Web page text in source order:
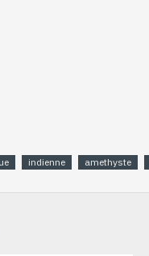
indienne amethyste